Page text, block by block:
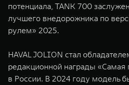
потенциала, TANK 700
лучшего внедорожника по
рулем» 2025.
HAVAL JOLION стал
редакционной награды «Самая
в России. В 2024 году модель